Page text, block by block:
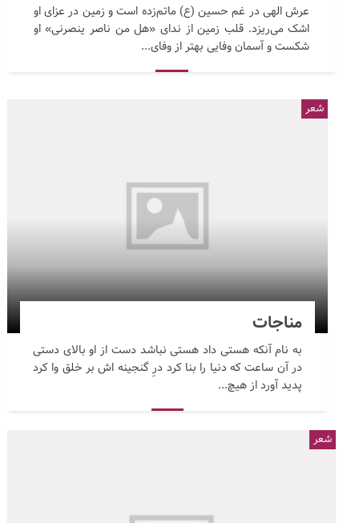
عرش الهی در غم حسین (ع) ماتم‌زده است و زمین در عزای او
اشک می‌ریزد. قلب زمین از ندای «هل من ناصر ینصرنی» او
شکست و آسمان وفایی بهتر از وفای...
مناجات
به نام آنکه هستی داد هستی نباشد دست از او بالای دستی
در آن ساعت که دنیا را بنا کرد درِ گنجینه اش بر خلق وا کرد
پدید آورد از هیچ...
شعر
شعر